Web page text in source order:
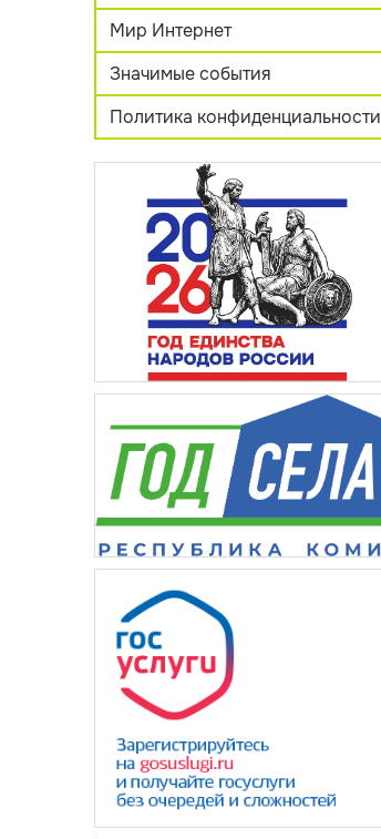
Мир Интернет
Значимые события
Политика конфиденциальности